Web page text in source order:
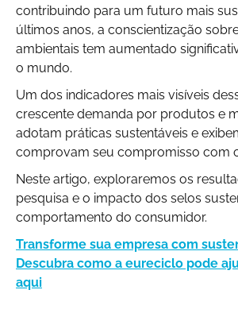
contribuindo para um futuro mais
últimos anos, a conscientização
ambientais tem aumentado
o mundo.
Um dos indicadores mais visíveis
crescente demanda por produtos e
adotam práticas sustentáveis e
comprovam seu compromisso com
Neste artigo, exploraremos os
pesquisa e o impacto dos selos
comportamento do consumidor.
Transforme sua empresa com
Descubra como a eureciclo pode
aqui